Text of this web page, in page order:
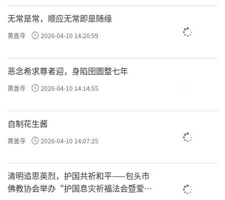
净，可是这不是一般人能够做到的。
可以看出这三种忏法其实就是戒、定、慧三学的
修持。
后面两种可以不谈，因为要做到很困难。
当然，佛法不是为了让人做不到，而是要人从自
身的实际出发，一点一滴，切合实际去做的。
所以，对于一般没有修行力、没有禅定功夫，也
没有正见、没有契入空性 的人来说，就很难用无
无常是常，顺应无常即是随缘
黄盖寺 2026-04-10 14:20:59
恶念希求尊者迎，身陷囹圄整七年
黄盖寺 2026-04-10 14:14:55
自制花生酱
黄盖寺 2026-04-10 14:07:25
清明追思英烈，护国共祈和平——包头市
佛教协会举办“护国息灾祈福法会暨爱国